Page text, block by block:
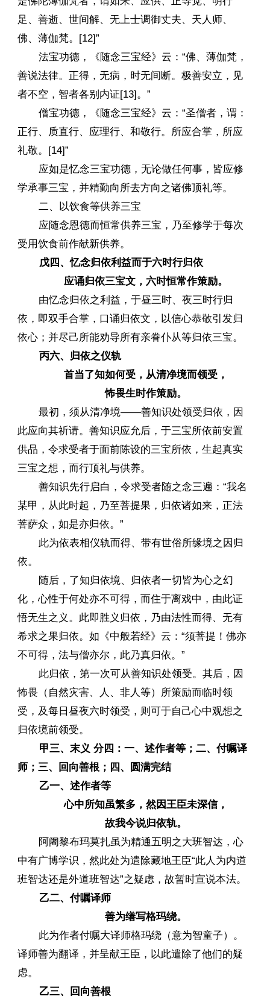
足、善逝、世间解、无上士调御丈夫、天人师、
佛、薄伽梵。[12]”
法宝功德，《随念三宝经》云：“佛、薄伽梵，
善说法律。正得，无病，时无间断。极善安立，见
者不空，智者各别内证[13]。”
僧宝功德，《随念三宝经》云：“圣僧者，谓：
正行、质直行、应理行、和敬行。所应合掌，所应
礼敬。[14]”
应如是忆念三宝功德，无论做任何事，皆应修
学承事三宝，并精勤向所去方向之诸佛顶礼等。
二、以饮食等供养三宝
应随念恩德而恒常供养三宝，乃至修学于每次
受用饮食前作献新供养。
戊四、忆念归依利益而于六时行归依
应诵归依三宝文，六时恒常作策励。
由忆念归依之利益，于昼三时、夜三时行归
依，即双手合掌，口诵归依文，以信心恭敬引发归
依心；并尽己所能劝导所有亲眷仆从等归依三宝。
丙六、归依之仪轨
首当了知如何受，从清净境而领受，
怖畏生时作策励。
最初，须从清净境——善知识处领受归依，因
此应向其祈请。善知识应允后，于三宝所依前安置
供品，令求受者于面前陈设的三宝所依，生起真实
三宝之想，而行顶礼与供养。
善知识先行启白，令求受者随之念三遍：“我名
某甲，从此时起，乃至菩提果，归依诸如来，正法
菩萨众，如是亦归依。”
此为依表相仪轨而得、带有世俗所缘境之因归
依。
随后，了知归依境、归依者一切皆为心之幻
化，心性于何处亦不可得，而住于离戏中，由此证
悟无生之义。此即胜义归依，乃由法性而得、无有
希求之果归依。如《中般若经》云：“须菩提！佛亦
不可得，法与僧亦尔，此乃真归依。”
此归依，第一次可从善知识处领受。其后，因
怖畏（自然灾害、人、非人等）所策励而临时领
受，及每日昼夜六时领受，则可于自己心中观想之
归依境前领受。
甲三、末义 分四：一、述作者等；二、付嘱译
师；三、回向善根；四、圆满完结
乙一、述作者等
心中所知虽繁多，然因王臣未深信，
故我今说归依轨。
阿阇黎布玛莫扎虽为精通五明之大班智达，心
中有广博学识，然此处为遣除藏地王臣“此人为内道
班智达还是外道班智达”之疑虑，故暂时宣说本法。
乙二、付嘱译师
善为缮写格玛绕。
此为作者付嘱大译师格玛绕（意为智童子）。
译师善为翻译，并呈献王臣，以此遣除了他们的疑
虑。
乙三、回向善根